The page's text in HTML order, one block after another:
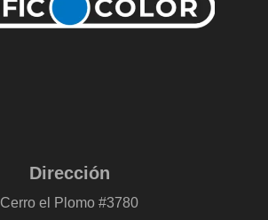
Dirección
Cerro el Plomo #3780